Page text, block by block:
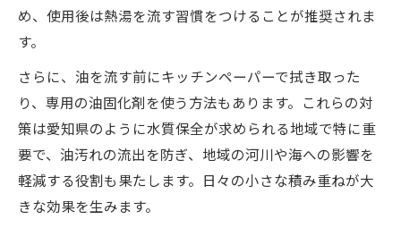
家庭配管予防策と併用した掃除のポイント
水回りメンテナンスで詰まりゼロの家庭を
目指す
愛知県の家庭配管予防策に学ぶ水回り管理
術
日常の水回りメンテナンスが詰まり防止の
決め手
め、使用後は熱湯を流す習慣をつけることが推奨されま
す。
さらに、油を流す前にキッチンペーパーで拭き取った
り、専用の油固化剤を使う方法もあります。これらの対
策は愛知県のように水質保全が求められる地域で特に重
要で、油汚れの流出を防ぎ、地域の河川や海への影響を
軽減する役割も果たします。日々の小さな積み重ねが大
きな効果を生みます。